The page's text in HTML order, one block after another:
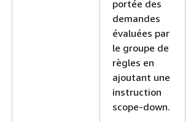
portée des
demandes
évaluées par
le groupe de
règles en
ajoutant une
instruction
scope-down.